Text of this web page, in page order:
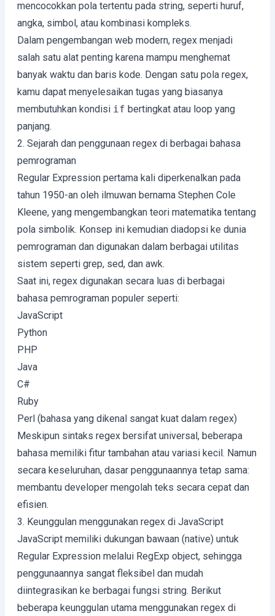
mencocokkan pola tertentu pada string, seperti huruf,
angka, simbol, atau kombinasi kompleks.
Dalam pengembangan web modern, regex menjadi
salah satu alat penting karena mampu menghemat
banyak waktu dan baris kode. Dengan satu pola regex,
kamu dapat menyelesaikan tugas yang biasanya
membutuhkan kondisi if bertingkat atau loop yang
panjang.
2. Sejarah dan penggunaan regex di berbagai bahasa
pemrograman
Regular Expression pertama kali diperkenalkan pada
tahun 1950-an oleh ilmuwan bernama Stephen Cole
Kleene, yang mengembangkan teori matematika tentang
pola simbolik. Konsep ini kemudian diadopsi ke dunia
pemrograman dan digunakan dalam berbagai utilitas
sistem seperti grep, sed, dan awk.
Saat ini, regex digunakan secara luas di berbagai
bahasa pemrograman populer seperti:
JavaScript
Python
PHP
Java
C#
Ruby
Perl (bahasa yang dikenal sangat kuat dalam regex)
Meskipun sintaks regex bersifat universal, beberapa
bahasa memiliki fitur tambahan atau variasi kecil. Namun
secara keseluruhan, dasar penggunaannya tetap sama:
membantu developer mengolah teks secara cepat dan
efisien.
3. Keunggulan menggunakan regex di JavaScript
JavaScript memiliki dukungan bawaan (native) untuk
Regular Expression melalui RegExp object, sehingga
penggunaannya sangat fleksibel dan mudah
diintegrasikan ke berbagai fungsi string. Berikut
beberapa keunggulan utama menggunakan regex di